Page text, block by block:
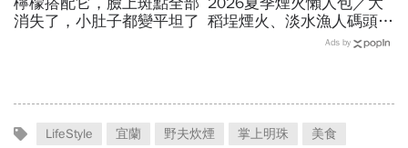
消失了，小肚子都變平坦了 稻埕煙火、淡水漁人碼頭、
東石海上煙火…全台花火施
Ads by
LifeStyle 宜蘭 野夫炊煙 掌上明珠
美食